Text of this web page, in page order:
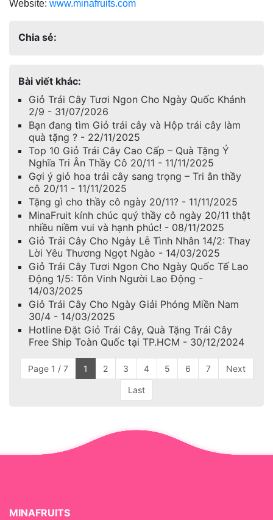
Website: www.minafruits.com
Chia sẻ:
Bài viết khác:
Giỏ Trái Cây Tươi Ngon Cho Ngày Quốc Khánh
2/9 - 31/07/2026
Bạn đang tìm Giỏ trái cây và Hộp trái cây làm
quà tặng ? - 22/11/2025
Top 10 Giỏ Trái Cây Cao Cấp – Quà Tặng Ý
Nghĩa Tri Ân Thầy Cô 20/11 - 11/11/2025
Gợi ý giỏ hoa trái cây sang trọng – Tri ân thầy
cô 20/11 - 11/11/2025
Tặng gì cho thầy cô ngày 20/11? - 11/11/2025
MinaFruit kính chúc quý thầy cô ngày 20/11 thật
nhiều niềm vui và hạnh phúc! - 08/11/2025
Giỏ Trái Cây Cho Ngày Lễ Tình Nhân 14/2: Thay
Lời Yêu Thương Ngọt Ngào - 14/03/2025
Giỏ Trái Cây Tươi Ngon Cho Ngày Quốc Tế Lao
Động 1/5: Tôn Vinh Người Lao Động -
14/03/2025
Giỏ Trái Cây Cho Ngày Giải Phóng Miền Nam
30/4 - 14/03/2025
Hotline Đặt Giỏ Trái Cây, Quà Tặng Trái Cây
Free Ship Toàn Quốc tại TP.HCM - 30/12/2024
Page 1 / 7 1 2 3 4 5 6 7 Next
Last
MINAFRUITS